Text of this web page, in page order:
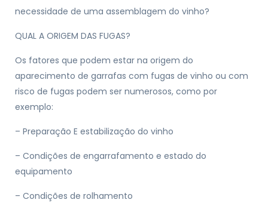
necessidade de uma assemblagem do vinho?
QUAL A ORIGEM DAS FUGAS?
Os fatores que podem estar na origem do
aparecimento de garrafas com fugas de vinho ou com
risco de fugas podem ser numerosos, como por
exemplo:
– Preparação E estabilização do vinho
– Condições de engarrafamento e estado do
equipamento
– Condições de rolhamento